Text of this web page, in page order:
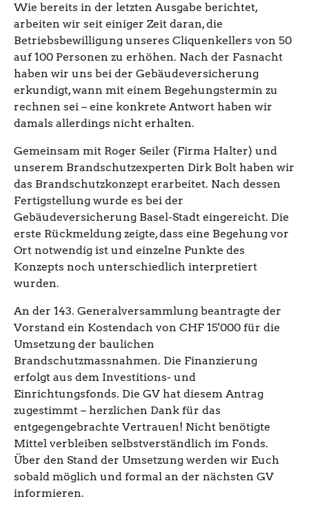
Wie bereits in der letzten Ausgabe berichtet,
arbeiten wir seit einiger Zeit daran, die
Betriebsbewilligung unseres Cliquenkellers von 50
auf 100 Personen zu erhöhen. Nach der Fasnacht
haben wir uns bei der Gebäudeversicherung
erkundigt, wann mit einem Begehungstermin zu
rechnen sei – eine konkrete Antwort haben wir
damals allerdings nicht erhalten.
Gemeinsam mit Roger Seiler (Firma Halter) und
unserem Brandschutzexperten Dirk Bolt haben wir
das Brandschutzkonzept erarbeitet. Nach dessen
Fertigstellung wurde es bei der
Gebäudeversicherung Basel-Stadt eingereicht. Die
erste Rückmeldung zeigte, dass eine Begehung vor
Ort notwendig ist und einzelne Punkte des
Konzepts noch unterschiedlich interpretiert
wurden.
An der 143. Generalversammlung beantragte der
Vorstand ein Kostendach von CHF 15'000 für die
Umsetzung der baulichen
Brandschutzmassnahmen. Die Finanzierung
erfolgt aus dem Investitions- und
Einrichtungsfonds. Die GV hat diesem Antrag
zugestimmt – herzlichen Dank für das
entgegengebrachte Vertrauen! Nicht benötigte
Mittel verbleiben selbstverständlich im Fonds.
Über den Stand der Umsetzung werden wir Euch
sobald möglich und formal an der nächsten GV
informieren.